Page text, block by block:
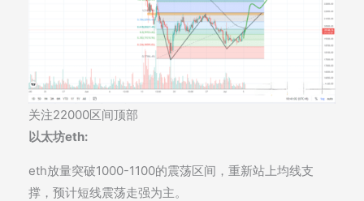
关注22000区间顶部
以太坊eth:
eth放量突破1000-1100的震荡区间，重新站上均线支
撑，预计短线震荡走强为主。